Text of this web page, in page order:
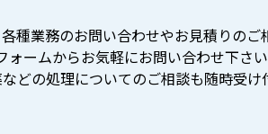
種業務のお問い合わせやお見積りのご
ォームからお気軽にお問い合わせ下さ
どの処理についてのご相談も随時受け